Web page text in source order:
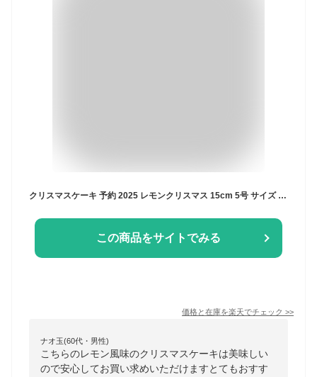
クリスマスケーキ 予約 2025 レモンクリスマス 15cm 5号 サイズ （目安：4人、5人、6人分） ネット限定 ムース 広島レモン ピスタチオ クリスマス ケーキ クリスマスリース 人気 絶品 お取り寄せ スイーツ 飾り かわいいお菓子 キャラクター かわいい おしゃれ 送料無料 広島
この商品をサイトでみる
価格と在庫を楽天でチェック >>
ナオ玉(60代・男性)
こちらのレモン風味のクリスマスケーキは美味しい
ので安心してお買い求めいただけますとてもおすす